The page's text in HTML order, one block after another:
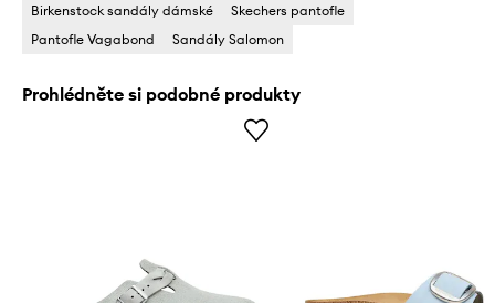
Birkenstock sandály dámské
Skechers pantofle
Pantofle Vagabond
Sandály Salomon
Prohlédněte si podobné produkty